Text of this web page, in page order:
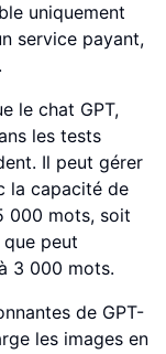
uniquement
service payant,
le chat GPT,
les tests
Il peut gérer
la capacité de
000 mots, soit
peut
3 000 mots.
de GPT-
les images en